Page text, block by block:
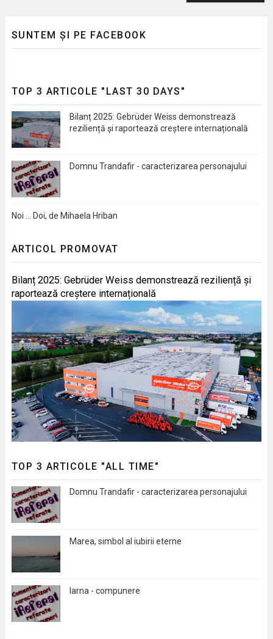
SUNTEM ȘI PE FACEBOOK
TOP 3 ARTICOLE "LAST 30 DAYS"
Bilanț 2025: Gebrüder Weiss demonstrează
reziliență și raportează creștere internațională
Domnu Trandafir - caracterizarea personajului
Noi … Doi, de Mihaela Hriban
ARTICOL PROMOVAT
Bilanț 2025: Gebrüder Weiss demonstrează reziliență și
raportează creștere internațională
TOP 3 ARTICOLE "ALL TIME"
Domnu Trandafir - caracterizarea personajului
Marea, simbol al iubirii eterne
Iarna - compunere